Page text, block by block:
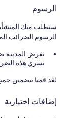
الرسوم
ستطلب منك المنشأة
الرسوم الضرائب
تسري هذه الضريبة
لقد قمنا بتضمين
إضافات اختيارية